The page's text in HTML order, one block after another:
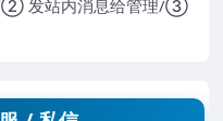
② 发站内消息给管理/③